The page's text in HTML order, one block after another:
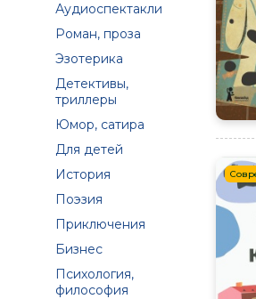
Аудиоспектакли
Роман, проза
Эзотерика
Детективы,
триллеры
Юмор, сатира
Для детей
История
Поэзия
Приключения
Бизнес
Психология,
философия